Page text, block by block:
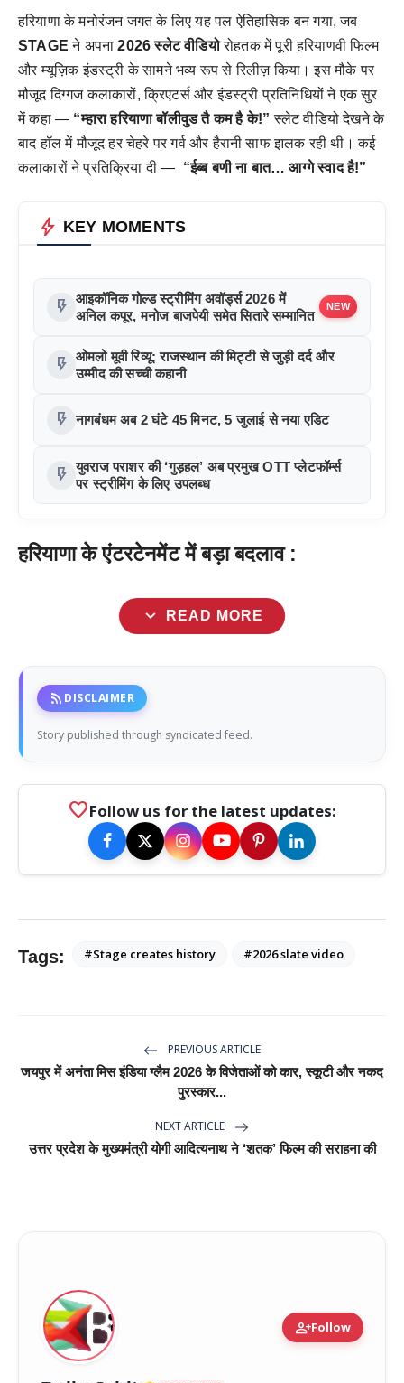
हरियाणा के मनोरंजन जगत के लिए यह पल ऐतिहासिक बन गया, जब
STAGE ने अपना2026 स्लेट वीडियोरोहतक में पूरी हरियाणवी फिल्म
और म्यूज़िक इंडस्ट्री के सामने भव्य रूप से रिलीज़ किया। इस मौके पर
मौजूद दिग्गज कलाकारों, क्रिएटर्स और इंडस्ट्री प्रतिनिधियों ने एक सुर
में कहा — “म्हारा हरियाणा बॉलीवुड तै कम है के!”स्लेट वीडियो देखने के
बाद हॉल में मौजूद हर चेहरे पर गर्व और हैरानी साफ झलक रही थी। कई
कलाकारों ने प्रतिक्रिया दी — “ईब्ब बणी ना बात… आग्गे स्वाद है!”
bolt KEY MOMENTS
flash_on आइकॉनिक गोल्ड स्ट्रीमिंग अवॉर्ड्स 2026 में
अनिल कपूर, मनोज बाजपेयी समेत सितारे सम्मानित
NEW
flash_on ओमलो मूवी रिव्यू: राजस्थान की मिट्टी से जुड़ी दर्द और
उम्मीद की सच्ची कहानी
flash_on नागबंधम अब 2 घंटे 45 मिनट, 5 जुलाई से नया एडिट
flash_on युवराज पराशर की ‘गुड़हल’ अब प्रमुख OTT प्लेटफॉर्म्स
पर स्ट्रीमिंग के लिए उपलब्ध
हरियाणा के एंटरटेनमेंट में बड़ा बदलाव :
expand_more READ MORE
rss_feed DISCLAIMER
Story published through syndicated feed.
favoriteFollow us for the latest updates:
Tags: #Stage creates history #2026 slate video
PREVIOUS ARTICLE
जयपुर में अनंता मिस इंडिया ग्लैम 2026 के विजेताओं को कार, स्कूटी और नकद
पुरस्कार...
NEXT ARTICLE
उत्तर प्रदेश के मुख्यमंत्री योगी आदित्यनाथ ने ‘शतक’ फिल्म की सराहना की
person_addFollow